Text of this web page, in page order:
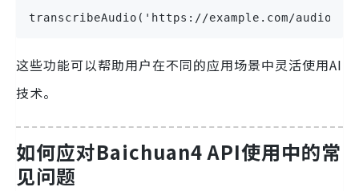
transcribeAudio('https://example.com/
这些功能可以帮助用户在不同的应用场景中灵活使用AI
技术。
如何应对Baichuan4 API使用中的常
见问题